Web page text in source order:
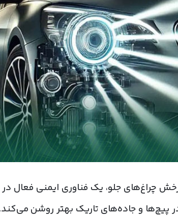
چراغ‌های جلو، یک فناوری ایمنی فعال
در پیچ‌ها و جاده‌های تاریک بهتر روشن